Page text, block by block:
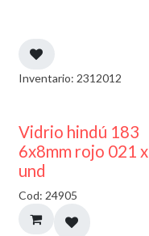
Inventario: 2312012
40% DESCUENTO
Vidrio hindú 183
6x8mm rojo 021 x
und
Cod: 24905